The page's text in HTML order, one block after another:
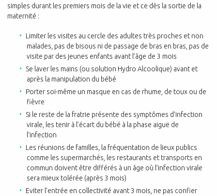
simples durant les premiers mois de la vie et ce dès la sortie de la
maternité :
Limiter les visites au cercle des adultes très proches et non
malades, pas de bisous ni de passage de bras en bras, pas de
visite par des jeunes enfants avant l’âge de 3 mois
Se laver les mains (ou solution Hydro Alcoolique) avant et
après la manipulation du bébé
Porter soi-même un masque en cas de rhume, de toux ou de
fièvre
Si le reste de la fratrie présente des symptômes d’infection
virale, les tenir à l’écart du bébé à la phase aiguë de
l’infection
Les réunions de familles, la fréquentation de lieux publics
comme les supermarchés, les restaurants et transports en
commun doivent être différés à un âge où l’infection virale
sera mieux tolérée (après 3 mois)
Eviter l’entrée en collectivité avant 3 mois, ne pas confier